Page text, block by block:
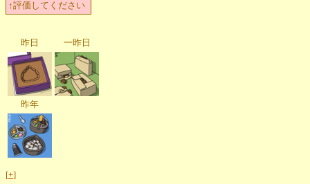
↑評価してください
昨日 一昨日
昨年
[+]